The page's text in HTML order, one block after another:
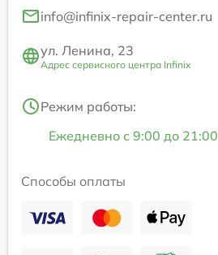
info@infinix-repair-center.ru
ул. Ленина, 23
Адрес сервисного центра Infinix
Режим работы:
Ежедневно с 9:00 до 21:00
Способы оплаты